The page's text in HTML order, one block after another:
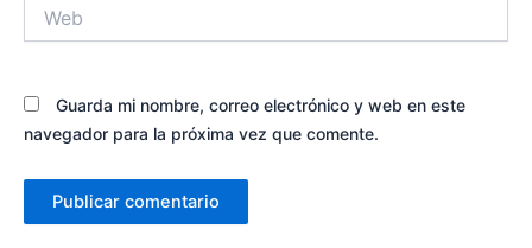
Guarda mi nombre, correo electrónico y web en este
navegador para la próxima vez que comente.